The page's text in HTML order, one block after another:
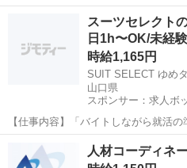
OK) ・登録面接手続きなど (研修期間
社手続きなどなど (派遣スタッフの方のサポート) 派
備 ※条件を...
スーツセレクト
日1h〜OK/未経
時給1,165円
SUIT SELECT ゆめ
山口県
スポンサー：求人ボ
【仕事内容】「バイトしながら就活
輩が多数活躍中! ネクタイの結び方が
寧に教えるので未経験でも安心です
アルバイト・パート
人材コーディネ